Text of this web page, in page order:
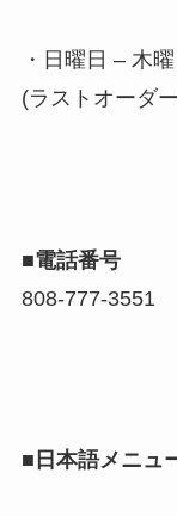
・日曜日 – 木
(ラストオーダ
■電話番号
808-777-3551
■日本語メニュ